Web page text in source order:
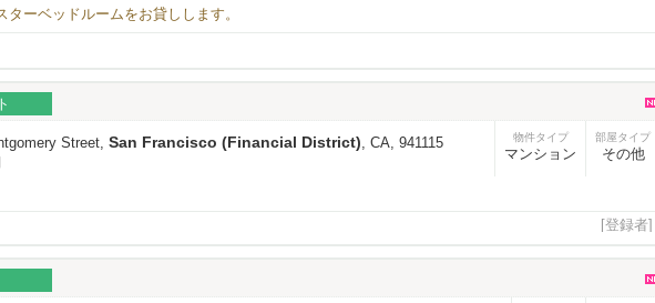
ターベッドルームをお貸しします。
Street, San Francisco (Financial District), CA, 941115 物件タイプ
マンション
部屋タイプ
その他
[登録者]